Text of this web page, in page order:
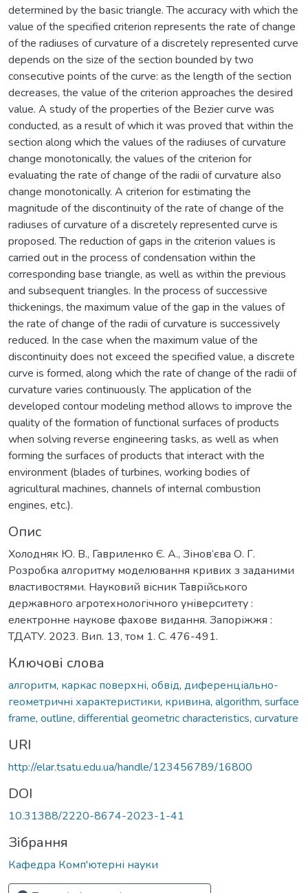
determined by the basic triangle. The accuracy with which the
value of the specified criterion represents the rate of change
of the radiuses of curvature of a discretely represented curve
depends on the size of the section bounded by two
consecutive points of the curve: as the length of the section
decreases, the value of the criterion approaches the desired
value. A study of the properties of the Bezier curve was
conducted, as a result of which it was proved that within the
section along which the values of the radiuses of curvature
change monotonically, the values of the criterion for
evaluating the rate of change of the radii of curvature also
change monotonically. A criterion for estimating the
magnitude of the discontinuity of the rate of change of the
radiuses of curvature of a discretely represented curve is
proposed. The reduction of gaps in the criterion values is
carried out in the process of condensation within the
corresponding base triangle, as well as within the previous
and subsequent triangles. In the process of successive
thickenings, the maximum value of the gap in the values of
the rate of change of the radii of curvature is successively
reduced. In the case when the maximum value of the
discontinuity does not exceed the specified value, a discrete
curve is formed, along which the rate of change of the radii of
curvature varies continuously. The application of the
developed contour modeling method allows to improve the
quality of the formation of functional surfaces of products
when solving reverse engineering tasks, as well as when
forming the surfaces of products that interact with the
environment (blades of turbines, working bodies of
agricultural machines, channels of internal combustion
engines, etc.).
Опис
Холодняк Ю. В., Гавриленко Є. А., Зінов’єва О. Г.
Розробка алгоритму моделювання кривих з заданими
властивостями. Науковий вісник Таврійського
державного агротехнологічного університету :
електронне наукове фахове видання. Запоріжжя :
ТДАТУ. 2023. Вип. 13, том 1. C. 476-491.
Ключові слова
алгоритм, каркас поверхні, обвід, диференціально-
геометричні характеристики, кривина, algorithm, surface
frame, outline, differential geometric characteristics, curvature
URI
http://elar.tsatu.edu.ua/handle/123456789/16800
DOI
10.31388/2220-8674-2023-1-41
Зібрання
Кафедра Комп'ютерні науки